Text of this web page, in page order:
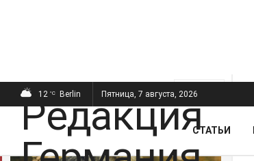
ПОСЛЕДНИЕ
12 °C Berlin Пятница, 7 августа, 2026
СТАТЬИ